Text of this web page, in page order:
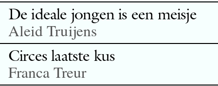
De ideale jongen is een meisje
Aleid Truijens
Circes laatste kus
Franca Treur